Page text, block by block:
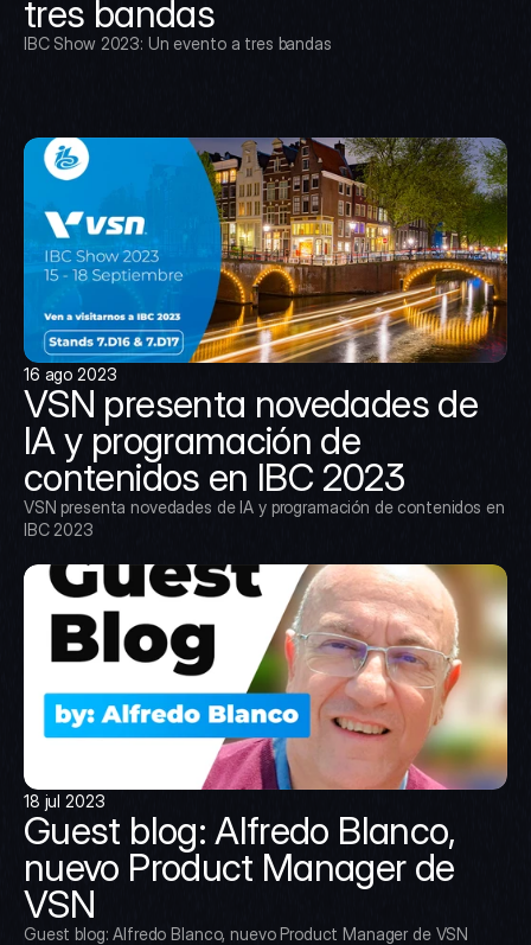
tres bandas
IBC Show 2023: Un evento a tres bandas
16 ago 2023
VSN presenta novedades de
IA y programación de
contenidos en IBC 2023
VSN presenta novedades de IA y programación de contenidos en
IBC 2023
18 jul 2023
Guest blog: Alfredo Blanco,
nuevo Product Manager de
VSN
Guest blog: Alfredo Blanco, nuevo Product Manager de VSN